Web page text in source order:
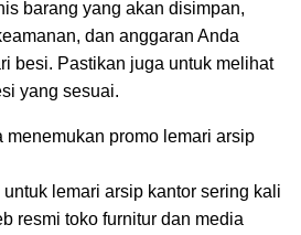
barang yang akan disimpan,
dan anggaran Anda
besi. Pastikan juga untuk melihat
yang sesuai.
menemukan promo lemari arsip
lemari arsip kantor sering kali
resmi toko furnitur dan media